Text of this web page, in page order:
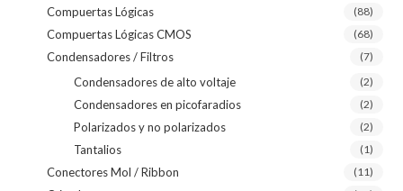
Compuertas Lógicas (88)
Compuertas Lógicas CMOS (68)
Condensadores / Filtros (7)
Condensadores de alto voltaje (2)
Condensadores en picofaradios (2)
Polarizados y no polarizados (2)
Tantalios (1)
Conectores Mol / Ribbon (11)